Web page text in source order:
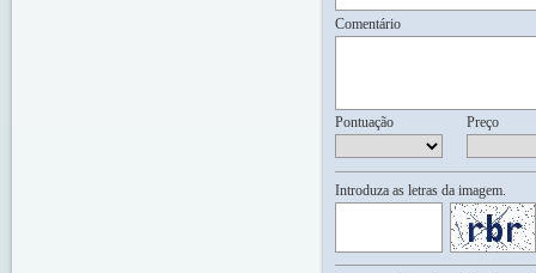
Comentário
Pontuação Preço
Introduza as letras da imagem.